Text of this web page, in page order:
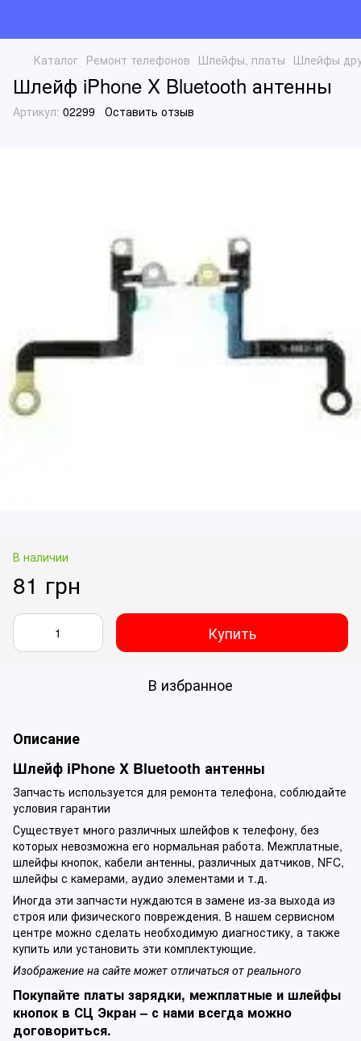
Каталог Ремонт телефонов Шлейфы, платы Шлейфы
Шлейф iPhone X Bluetooth антенны
Артикул: 02299 Оставить отзыв
В наличии
81 грн
Купить
В избранное
Описание
Шлейф iPhone X Bluetooth антенны
Запчасть используется для ремонта телефона, соблюдайте
условия гарантии
Существует много различных шлейфов к телефону, без
которых невозможна его нормальная работа. Межплатные,
шлейфы кнопок, кабели антенны, различных датчиков, NFC,
шлейфы с камерами, аудио элементами и т.д.
Иногда эти запчасти нуждаются в замене из-за выхода из
строя или физического повреждения. В нашем сервисном
центре можно сделать необходимую диагностику, а также
купить или установить эти комплектующие.
Изображение на сайте может отличаться от реального
Покупайте платы зарядки, межплатные и шлейфы
кнопок в СЦ Экран – с нами всегда можно
договориться.